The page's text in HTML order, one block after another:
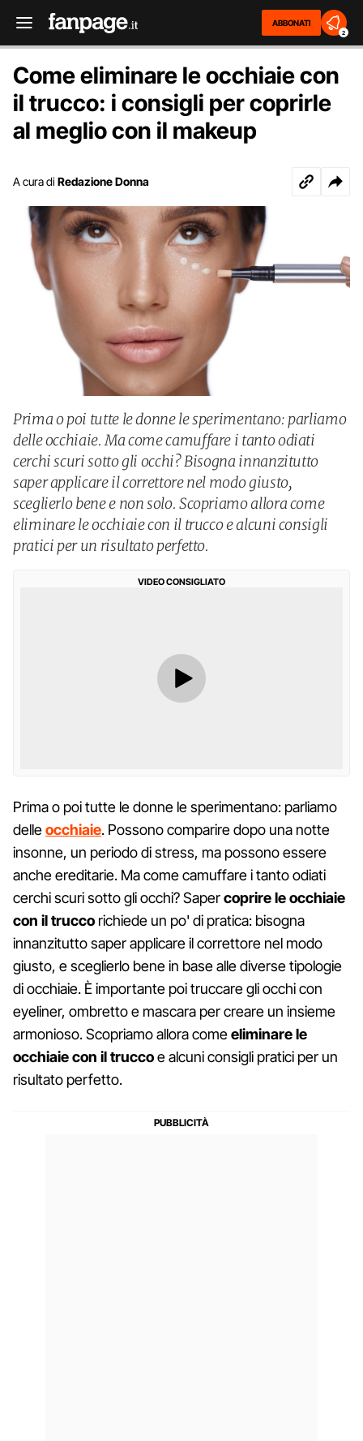
ABBONATI
2
Come eliminare le occhiaie con
il trucco: i consigli per coprirle
al meglio con il makeup
A cura di Redazione Donna
Prima o poi tutte le donne le sperimentano: parliamo
delle occhiaie. Ma come camuffare i tanto odiati
cerchi scuri sotto gli occhi? Bisogna innanzitutto
saper applicare il correttore nel modo giusto,
sceglierlo bene e non solo. Scopriamo allora come
eliminare le occhiaie con il trucco e alcuni consigli
pratici per un risultato perfetto.
VIDEO CONSIGLIATO
Prima o poi tutte le donne le sperimentano: parliamo
delleocchiaie. Possono comparire dopo una notte
insonne, un periodo di stress, ma possono essere
anche ereditarie. Ma come camuffare i tanto odiati
cerchi scuri sotto gli occhi? Sapercoprire le occhiaie
con il trucco richiede un po' di pratica: bisogna
innanzitutto saper applicare il correttore nel modo
giusto, e sceglierlo bene in base alle diverse tipologie
di occhiaie. È importante poi truccare gli occhi con
eyeliner, ombretto e mascara per creare un insieme
armonioso. Scopriamo allora comeeliminare le
occhiaie con il truccoe alcuni consigli pratici per un
risultato perfetto.